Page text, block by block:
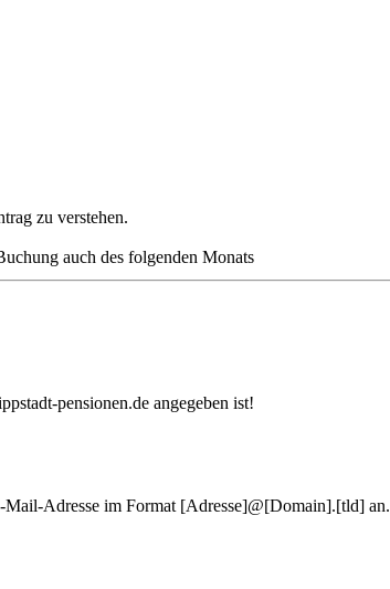
zu verstehen.
auch des folgenden Monats
pensionen.de angegeben ist!
Adresse im Format [Adresse]@[Domain].[tld] an.